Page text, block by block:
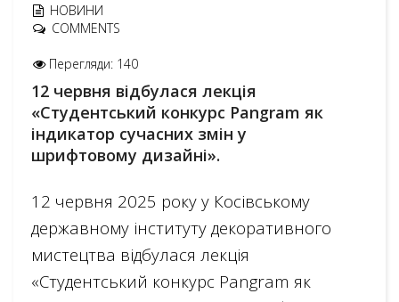
НОВИНИ
COMMENTS
Перегляди: 140
12 червня відбулася лекція
«Студентський конкурс Pangram як
індикатор сучасних змін у
шрифтовому дизайні».
12 червня 2025 року у Косівському
державному інституту декоративного
мистецтва відбулася лекція
«Студентський конкурс Pangram як